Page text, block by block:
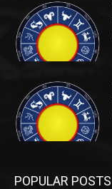
POPULAR POSTS